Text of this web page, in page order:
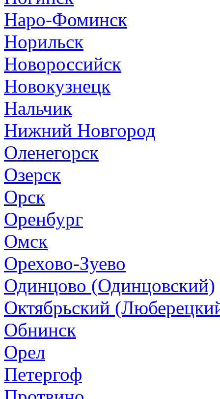
Наро-Фоминск
Норильск
Новороссийск
Новокузнецк
Нальчик
Нижний Новгород
Оленегорск
Озерск
Орск
Оренбург
Омск
Орехово-Зуево
Одинцово (Одинцовский)
Октябрьский
Обнинск
Орел
Петергоф